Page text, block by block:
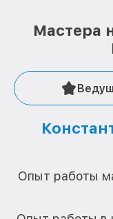
Мастера
Опыт работы